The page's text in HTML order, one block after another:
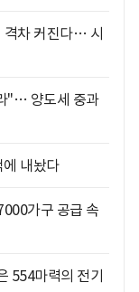
격차 커진다… 시
"… 양도세 중과
내놨다
가구 공급 속
554마력의 전기